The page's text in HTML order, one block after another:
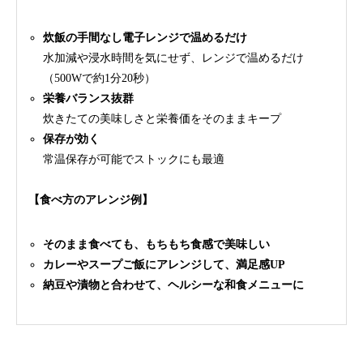
炊飯の手間なし電子レンジで温めるだけ
水加減や浸水時間を気にせず、レンジで温めるだけ
（500Wで約1分20秒）
栄養バランス抜群
炊きたての美味しさと栄養価をそのままキープ
保存が効く
常温保存が可能でストックにも最適
【食べ方のアレンジ例】
そのまま食べても、もちもち食感で美味しい
カレーやスープご飯にアレンジして、満足感UP
納豆や漬物と合わせて、ヘルシーな和食メニューに